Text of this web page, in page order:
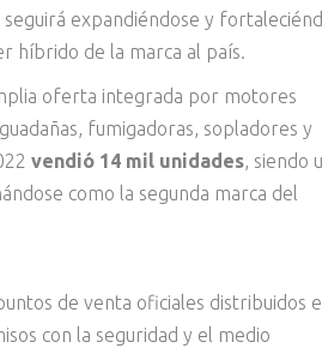
expandiéndose y
híbrido de la marca al país.
oferta integrada por motores
fumigadoras, sopladores y
vendió 14 mil unidades, siendo
como la segunda marca del
de venta oficiales distribuidos
con la seguridad y el medio